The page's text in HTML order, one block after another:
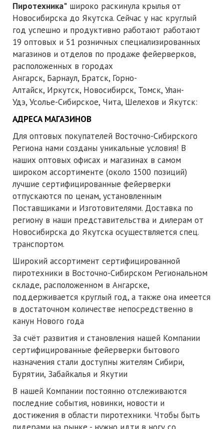
Пиротехника" широко раскинула крылья от
Новосибирска до Якутска. Сейчас у нас круглый
год успешно и продуктивно работают работают
19 оптовых и 51 розничных специализированных
магазинов и отделов по продаже фейерверков,
расположенных в городах
Ангарск, Барнаул, Братск, Горно-
Алтайск, Иркутск, Новосибирск, Томск, Улан-
Удэ, Усолье-Сибирское, Чита, Шелехов и Якутск:
АДРЕСА МАГАЗИНОВ
Для оптовых покупателей Восточно-Сибирского
Региона нами созданы уникальные условия! В
наших оптовых офисах и магазинах в самом
широком ассортименте (около 1500 позиций)
лучшие сертифицированные фейерверки
отпускаются по ценам, установленным
Поставщиками и Изготовителями. Доставка по
региону в наши представительства и дилерам от
Новосибирска до Якутска осуществляется спец.
транспортом.
Широкий ассортимент сертифицированной
пиротехники в Восточно-Сибирском Региональном
складе, расположенном в Ангарске,
поддерживается круглый год, а также она имеется
в достаточном количестве непосредственно в
канун Нового года
За счёт развития и становления нашей Компании
сертифицированные фейерверки бытового
назначения стали доступны жителям Сибири,
Бурятии, Забайкалья и Якутии
В нашей Компании постоянно отслеживаются
последние события, новинки, новости и
достижения в области пиротехники. Чтобы быть